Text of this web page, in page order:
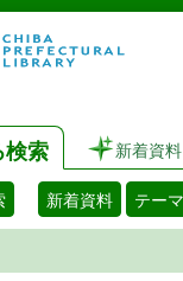
検索 新着資料
新着資料 テー